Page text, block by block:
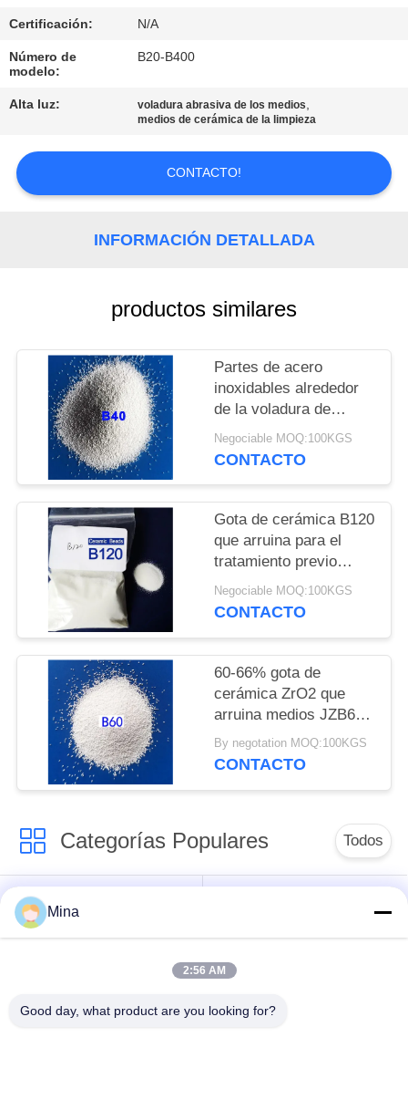
ÉNTRENOS
CONTACTO
CON
NOTICIAS
CITA
MAPA
DEL
SITIO
POLÍTICA
PRIVACIDAD
Certificación: N/A
Número de
modelo:
B20-B400
Alta luz: voladura abrasiva de los medios,
medios de cerámica de la limpieza
CONTACTO!
INFORMACIÓN DETALLADA
productos similares
Partes de acero
inoxidables alrededor
de la voladura de
cerámica sólida de la
gota
Negociable MOQ:100KGS
CONTACTO
Gota de cerámica B120
que arruina para el
tratamiento previo
antes de la capa por la
voladura mojada
Negociable MOQ:100KGS
CONTACTO
60-66% gota de
cerámica ZrO2 que
arruina medios JZB60
JZB80 JZB100 JZB120
para las piezas de
By negotation MOQ:100KGS
CONTACTO
Categorías Populares Todos
Voladura de cerámica
de la gota
Medios de molienda
Mina
2:56 AM
Good day, what product are you looking for?